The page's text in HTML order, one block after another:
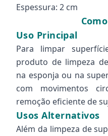
Espessura: 2 cm
Uso Principal
Para limpar
produto de limpeza
na esponja ou na
com movimentos
remoção eficiente de
Usos Alternativos
Além da limpeza de